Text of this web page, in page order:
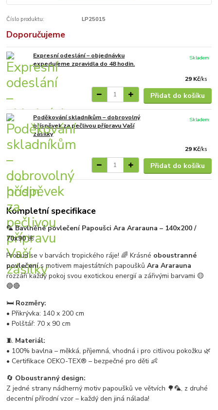
Číslo produktu: LP25015
Doporučujeme
Expresní odeslání – objednávku
expedujeme zpravidla do 48 hodin.
29 Kč/ks
Skladem
Přidat do košíku
Poděkování skladníkům – dobrovolný
příspěvek za pečlivou přípravu Vaší
zásilky
29 Kč/ks
Skladem
Přidat do košíku
Kompletní specifikace
🦜Bavlněné povlečení Papoušci Ara Ararauna – 140x200 /
70x90🌺
Probuď se v barvách tropického ráje! 🌈 Krásné oboustranné
povlečenís motivem majestátních papouškůAra Ararauna
rozzáří každý pokoj svou exotickou energií a zářivými barvami 🟡
🔵🔴
🛏️ Rozměry:
• Přikrývka: 140 x 200 cm
• Polštář: 70 x 90 cm
🧵 Materiál:
• 100% bavlna – měkká, příjemná, vhodná i pro citlivou pokožku 🌿
• Certifikace OEKO-TEX® – bezpečné pro děti 👶
🔄 Oboustranný design:
Z jedné strany nádherný motiv papoušků ve větvích 🌳🦜, z druhé
decentní přírodní vzor – každý den jiná nálada!